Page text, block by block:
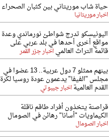
حياة شاب موريتاني بين كثبان الصحراء
اخبار موريتانيا
اليونيسكو تدرج شواطئ نورماندي وعدة
مواقع أخرى أحدها في بلد عربي على
قائمة التراث العالمياخبار جزر القمر
بينهم ممثلو 7 دول عربية.. 13 عضوا في
مجلس "الفيفا" يدعمون عودة روسيا لكرة
القدم العالميةاخبار جيبوتي
قراصنة يتخذون أفراد طاقم ناقلة
الكيماويات "أسانا" رهائن في الصومال
اخبار الصومال